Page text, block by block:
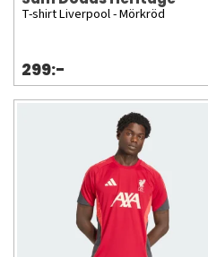
T-shirt Liverpool - Mörkröd
299:-